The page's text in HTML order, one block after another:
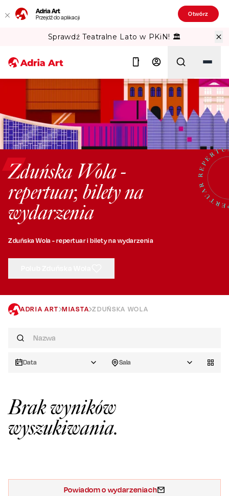
Adria Art
Przejdź do aplikacji Otwórz
Sprawdź Teatralne Lato w PKiN! 🏛️
Szukaj
Zduńska Wola -
repertuar, bilety na
wydarzenia
Zduńska Wola - repertuar i bilety na wydarzenia
ADRIA ART MIASTA ZDUŃSKA WOLA
Data Sala
Brak wyników
wyszukiwania.
Powiadom o wydarzeniach